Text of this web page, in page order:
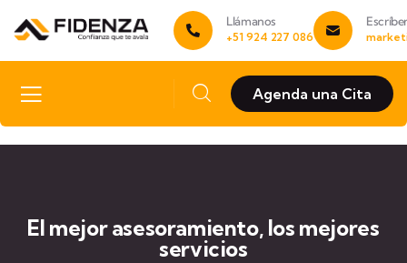
Llámanos
+51 924 227 086
Agenda una Cita
El mejor asesoramiento, los mejores
servicios